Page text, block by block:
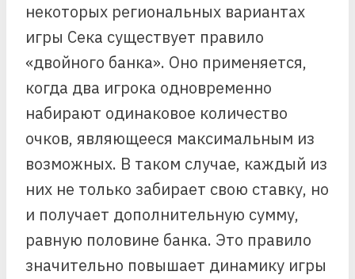
некоторых региональных вариантах
игры Сека существует правило
«двойного банка». Оно применяется,
когда два игрока одновременно
набирают одинаковое количество
очков, являющееся максимальным из
возможных. В таком случае, каждый из
них не только забирает свою ставку, но
и получает дополнительную сумму,
равную половине банка. Это правило
значительно повышает динамику игры